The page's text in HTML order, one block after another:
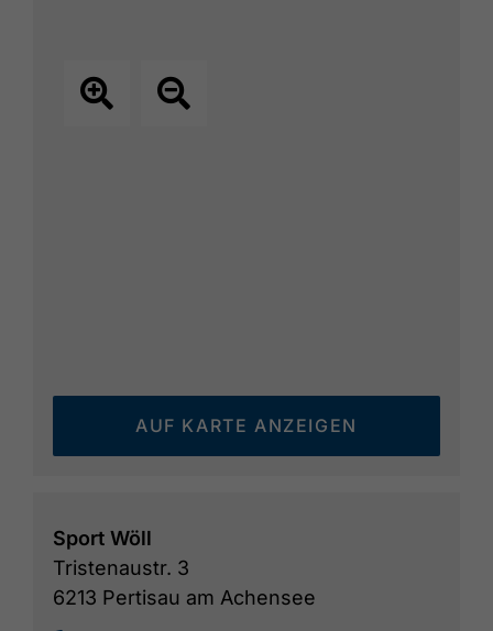
AUF KARTE ANZEIGEN
Sport Wöll
Tristenaustr. 3
6213 Pertisau am Achensee